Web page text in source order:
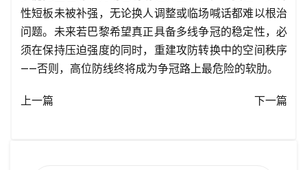
性短板未被补强，无论换人调整或临场喊话都难以根治
问题。未来若巴黎希望真正具备多线争冠的稳定性，必
须在保持压迫强度的同时，重建攻防转换中的空间秩序
——否则，高位防线终将成为争冠路上最危险的软肋。
上一篇 下一篇